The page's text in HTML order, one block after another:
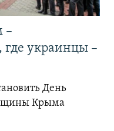
–
украинцы –
День
Крыма